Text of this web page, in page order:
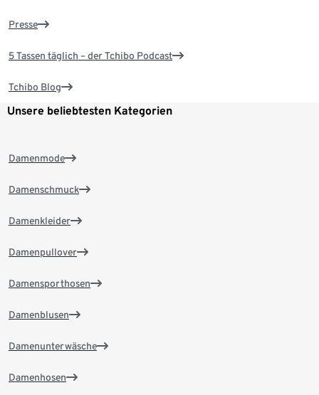
Presse
5 Tassen täglich – der Tchibo Podcast
Tchibo Blog
Unsere beliebtesten Kategorien
Damenmode
Damenschmuck
Damenkleider
Damenpullover
Damensporthosen
Damenblusen
Damenunterwäsche
Damenhosen